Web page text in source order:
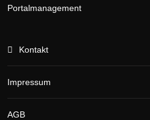
Portalmanagement
Kontakt
Impressum
AGB